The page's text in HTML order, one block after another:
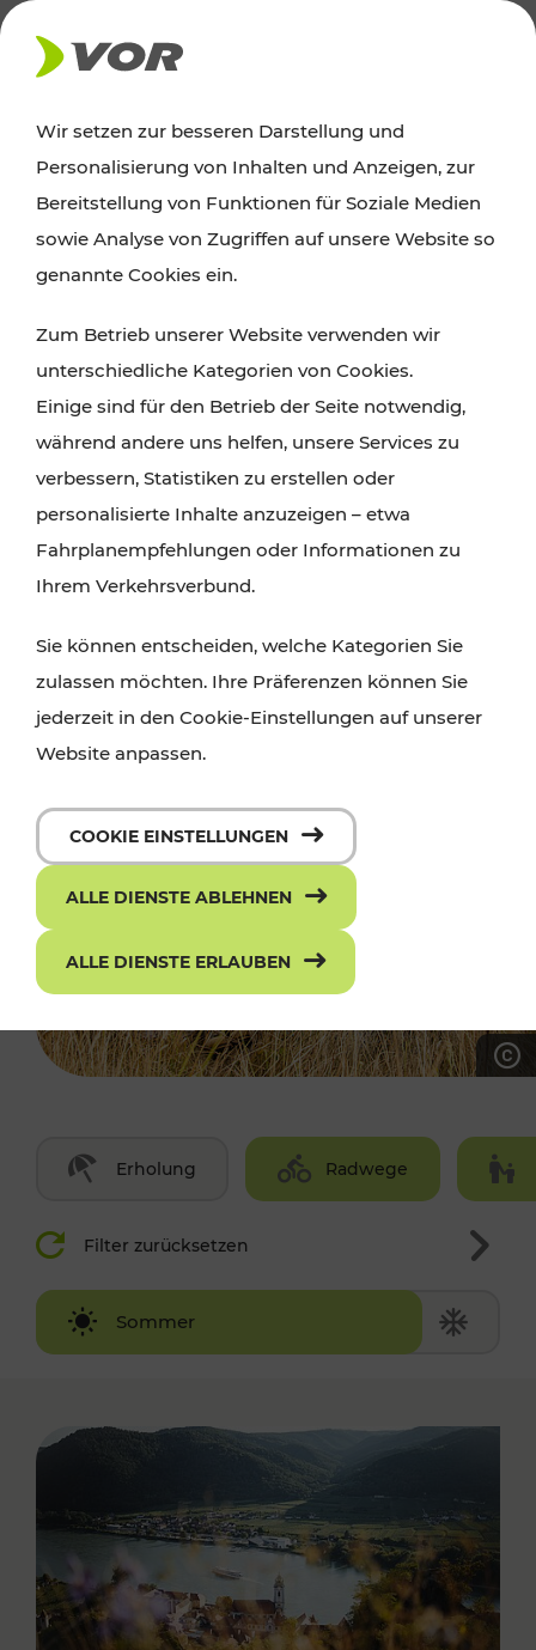
AKTUELLES
Ausflugstipps
Wien, Niederösterreich und das Burgenland
Wanderungen, Kultur und Gastronomie,
Radtouren oder purer Naturgenuss – viele
Attraktionen sind mit den Ticket- und Fahrplan-
Angeboten des VOR gut und schnell erreichbar.
Erholung Radwege
Filter zurücksetzen
Sommer
Winter
Wir setzen zur besseren Darstellung und
Personalisierung von Inhalten und Anzeigen, zur
Bereitstellung von Funktionen für Soziale Medien
sowie Analyse von Zugriffen auf unsere Website so
genannte Cookies ein.
Zum Betrieb unserer Website verwenden wir
unterschiedliche Kategorien von Cookies.
Einige sind für den Betrieb der Seite notwendig,
während andere uns helfen, unsere Services zu
verbessern, Statistiken zu erstellen oder
personalisierte Inhalte anzuzeigen – etwa
Fahrplanempfehlungen oder Informationen zu
Ihrem Verkehrsverbund.
Sie können entscheiden, welche Kategorien Sie
zulassen möchten. Ihre Präferenzen können Sie
jederzeit in den Cookie-Einstellungen auf unserer
Website anpassen.
COOKIE EINSTELLUNGEN
ALLE DIENSTE ABLEHNEN
ALLE DIENSTE ERLAUBEN